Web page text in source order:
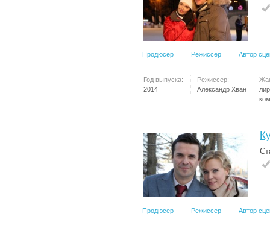
Продюсер Режиссер Автор
Год выпуска:
2014
Режиссер:
Александр Хван
Продюсер Режиссер Автор